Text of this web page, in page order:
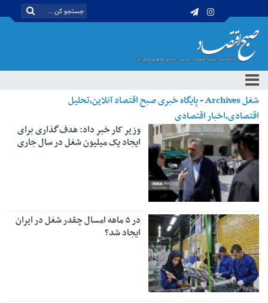
شغل Archives - پایگاه خبری صبح اقتصاد آنلاین،تحلیل
اقتصادی،اخبار اقتصادی
وزیر کار خبر داد: هدف‌گذاری برای
ایجاد یک میلیون شغل در سال جاری
در ۵ ماهه امسال چقدر شغل در ایران
ایجاد شد؟